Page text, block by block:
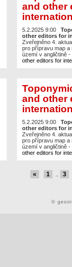
and other
5.2.2025 9:00
other editors for
Zveřejněno 4.
pro přípravu map a
území v angličtině -
other editors for
and other
5.2.2025 9:00
other editors for
Zveřejněno 4.
pro přípravu map a
území v angličtině -
other editors for
« 1 3
©